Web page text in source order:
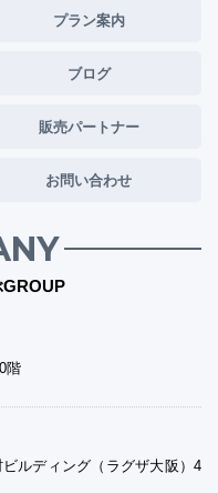
プラン案内
ブログ
販売パートナー
お問い合わせ
階
ルディング（ラグザ大阪）4